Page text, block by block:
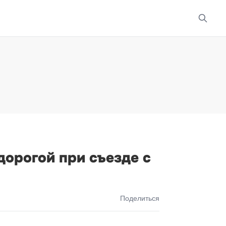
при съезде с
Поделиться